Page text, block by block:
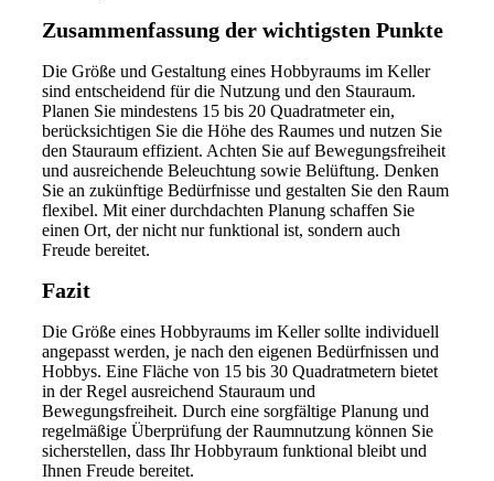
Zusammenfassung der wichtigsten Punkte
Die Größe und Gestaltung eines Hobbyraums im Keller
sind entscheidend für die Nutzung und den Stauraum.
Planen Sie mindestens 15 bis 20 Quadratmeter ein,
berücksichtigen Sie die Höhe des Raumes und nutzen Sie
den Stauraum effizient. Achten Sie auf Bewegungsfreiheit
und ausreichende Beleuchtung sowie Belüftung. Denken
Sie an zukünftige Bedürfnisse und gestalten Sie den Raum
flexibel. Mit einer durchdachten Planung schaffen Sie
einen Ort, der nicht nur funktional ist, sondern auch
Freude bereitet.
Fazit
Die Größe eines Hobbyraums im Keller sollte individuell
angepasst werden, je nach den eigenen Bedürfnissen und
Hobbys. Eine Fläche von 15 bis 30 Quadratmetern bietet
in der Regel ausreichend Stauraum und
Bewegungsfreiheit. Durch eine sorgfältige Planung und
regelmäßige Überprüfung der Raumnutzung können Sie
sicherstellen, dass Ihr Hobbyraum funktional bleibt und
Ihnen Freude bereitet.